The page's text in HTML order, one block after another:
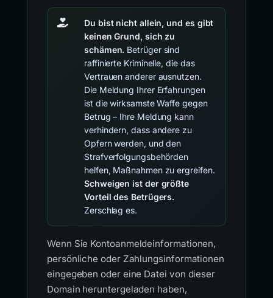
Du bist nicht allein, und es gibt
keinen Grund, sich zu
schämen. Betrüger sind
raffinierte Kriminelle, die das
Vertrauen anderer ausnutzen.
Die Meldung Ihrer Erfahrungen
ist die wirksamste Waffe gegen
Betrug – Ihre Meldung kann
verhindern, dass andere zu
Opfern werden, und den
Strafverfolgungsbehörden
helfen, Maßnahmen zu ergreifen.
Schweigen ist der größte
Vorteil des Betrügers.
Zerschlag es.
Wenn Sie Kontoanmeldeinformationen,
persönliche oder Zahlungsinformationen
eingegeben oder eine Datei von dieser
Domain heruntergeladen haben,